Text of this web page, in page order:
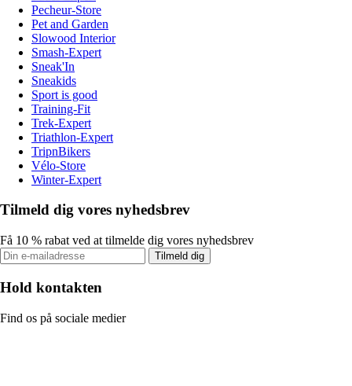
Pecheur-Store
Pet and Garden
Slowood Interior
Smash-Expert
Sneak'In
Sneakids
Sport is good
Training-Fit
Trek-Expert
Triathlon-Expert
TripnBikers
Vélo-Store
Winter-Expert
Tilmeld dig vores nyhedsbrev
Få 10 % rabat ved at tilmelde dig vores nyhedsbrev
Tilmeld dig
Hold kontakten
Find os på sociale medier